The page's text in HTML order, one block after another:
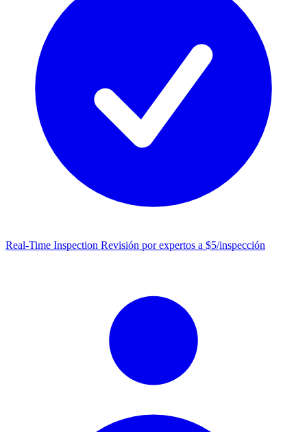
Real-Time Inspection Revisión por expertos a $5/inspección